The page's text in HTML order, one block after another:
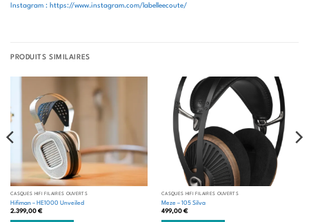
Instagram : https://www.instagram.com/labelleecoute/
PRODUITS SIMILAIRES
CASQUES HIFI FILAIRES OUVERTS
Hifiman – HE1000 Unveiled
2.399,00 €
CASQUES HIFI FILAIRES OUVERTS
Meze – 105 Silva
499,00 €